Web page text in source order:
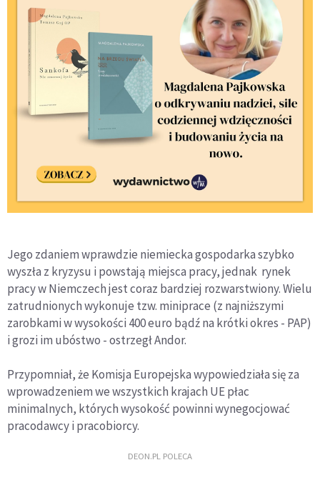
Jego zdaniem wprawdzie niemiecka gospodarka szybko
wyszła z kryzysu i powstają miejsca pracy, jednak rynek
pracy w Niemczech jest coraz bardziej rozwarstwiony. Wielu
zatrudnionych wykonuje tzw. miniprace (z najniższymi
zarobkami w wysokości 400 euro bądź na krótki okres - PAP)
i grozi im ubóstwo - ostrzegł Andor.
Przypomniał, że Komisja Europejska wypowiedziała się za
wprowadzeniem we wszystkich krajach UE płac
minimalnych, których wysokość powinni wynegocjować
pracodawcy i pracobiorcy.
DEON.PL POLECA